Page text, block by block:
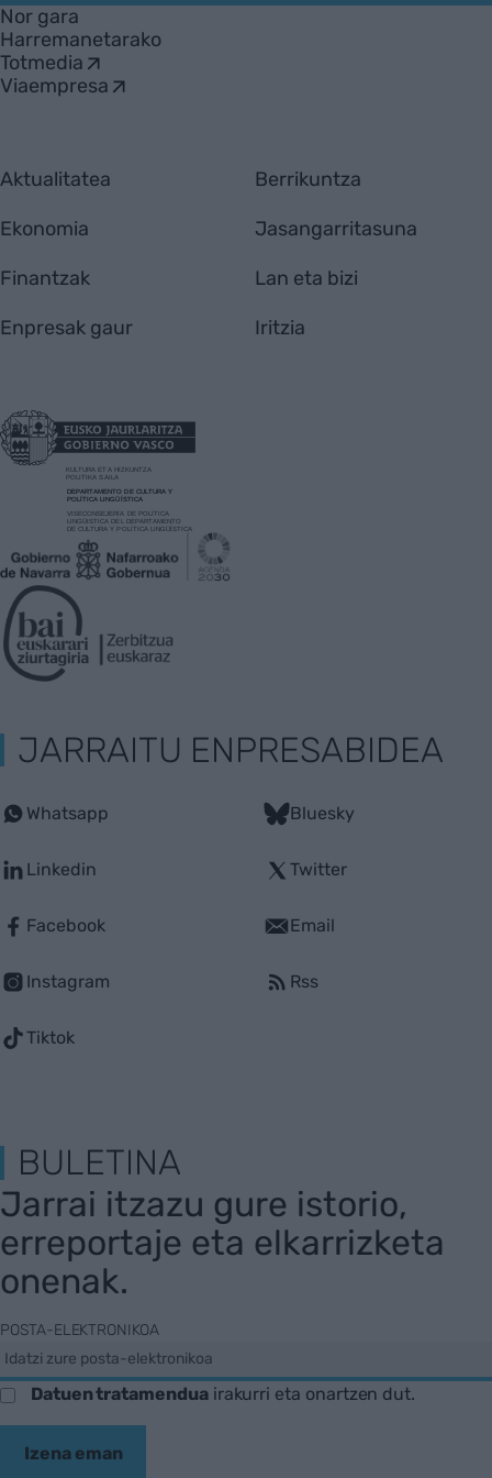
Nor gara
Harremanetarako
Totmedia
Viaempresa
Aktualitatea
Ekonomia
Finantzak
Enpresak gaur
Berrikuntza
Jasangarritasuna
Lan eta bizi
Iritzia
JARRAITU ENPRESABIDEA
Whatsapp
Linkedin
Facebook
Instagram
Tiktok
Bluesky
Twitter
Email
Rss
BULETINA
Jarrai itzazu gure istorio,
erreportaje eta elkarrizketa
onenak.
POSTA-ELEKTRONIKOA
Datuen tratamenduairakurri eta onartzen dut.
Izena eman